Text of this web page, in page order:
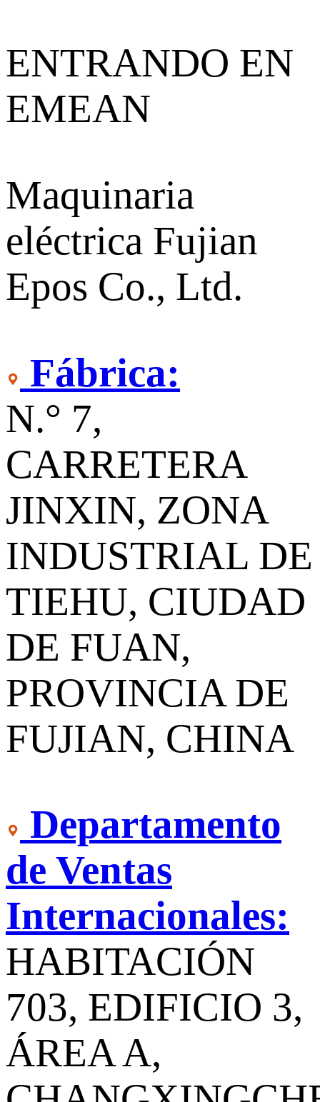
ENTRANDO EN
EMEAN
Maquinaria
eléctrica Fujian
Epos Co., Ltd.
Fábrica:
N.° 7,
CARRETERA
JINXIN, ZONA
INDUSTRIAL DE
TIEHU, CIUDAD
DE FUAN,
PROVINCIA DE
FUJIAN, CHINA
Departamento
de Ventas
Internacionales:
HABITACIÓN
703, EDIFICIO 3,
ÁREA A,